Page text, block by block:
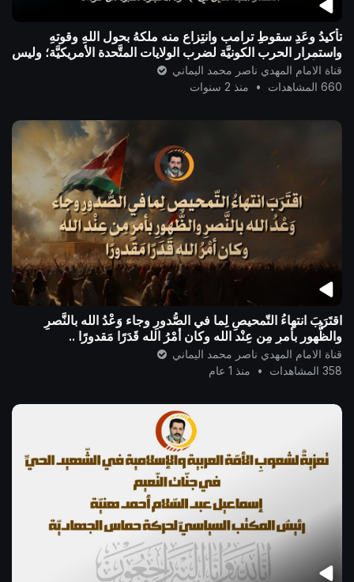
تأكيدُ وعَدِ سقوطِ ترامب وانتِزاع منه ملكهُ بحول اللهِ وقوتهِ
واستمرار الحرب الكونيَّة لضرب الولايات المتَّحدة الأمريكيَّة؛ وليس
فقط أنها قد
قناة الامام المهدي ناصر محمد اليماني
660 المشاهدات
• منذ 2 سنوات
اقتَرَبَ انتهاءُ التّمحيصِ لِما في الصُّدورِ وجاء وَعْدُ الله بالنَّصرِ
والظُّهورِ بأمرٍ مِن عِنْد الله وكان أمْرُ الله قَدَرًا مَقدورًا ..
قناة الامام المهدي ناصر محمد اليماني
358 المشاهدات
• منذ 1 عام